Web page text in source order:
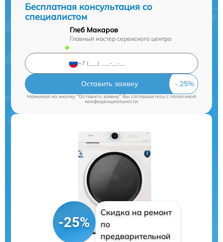
Бесплатная консультация со
специалистом
Глеб Макаров
Главный мастер сервисного центра
Оставить заявку
Нажимая на кнопку "Оставить заявку" Вы соглашаетесь cполитикой
конфиденциальности
-25%
Скидка на ремонт
по
предварительной